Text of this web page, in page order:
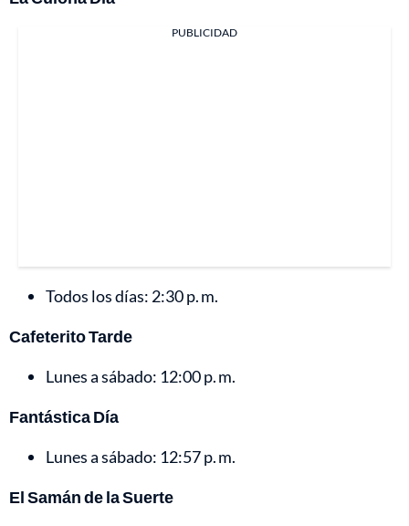
PUBLICIDAD
Todos los días: 2:30 p. m.
Cafeterito Tarde
Lunes a sábado: 12:00 p. m.
Fantástica Día
Lunes a sábado: 12:57 p. m.
El Samán de la Suerte